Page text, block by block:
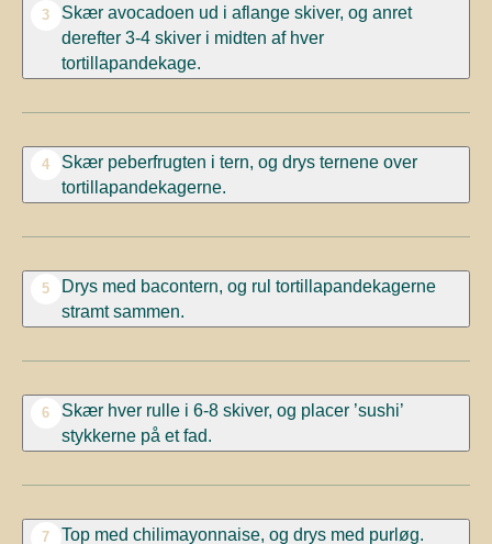
3
Skær avocadoen ud i aflange skiver, og anret
derefter 3-4 skiver i midten af hver
tortillapandekage.
4
Skær peberfrugten i tern, og drys ternene over
tortillapandekagerne.
5
Drys med bacontern, og rul tortillapandekagerne
stramt sammen.
6
Skær hver rulle i 6-8 skiver, og placer ’sushi’
stykkerne på et fad.
7 Top med chilimayonnaise, og drys med purløg.